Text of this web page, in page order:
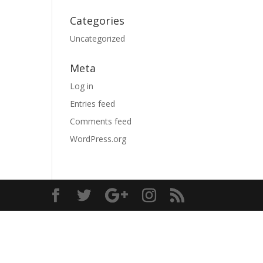
Categories
Uncategorized
Meta
Log in
Entries feed
Comments feed
WordPress.org